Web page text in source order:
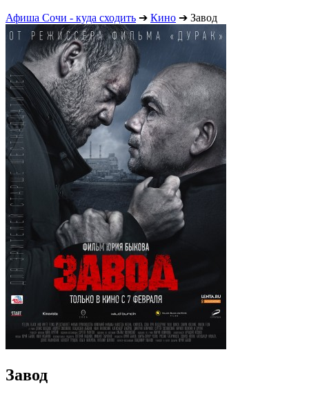
Афиша Сочи - куда сходить ➔ Кино ➔ Завод
Завод